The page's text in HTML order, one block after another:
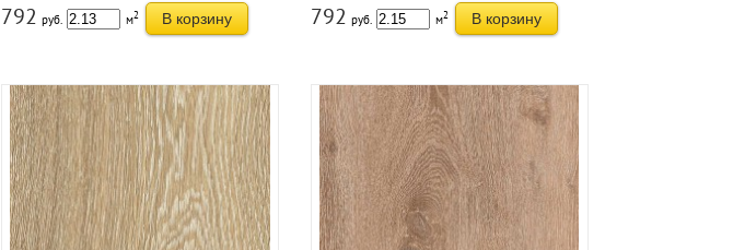
792 руб. м2 В корзину 792 руб. м2 В корзину